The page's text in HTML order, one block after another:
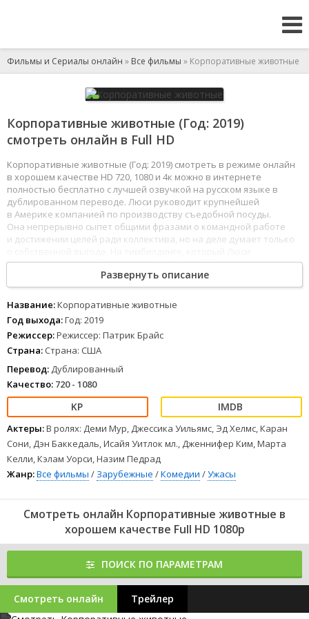
Фильмы и Сериалы онлайн » Все фильмы » Корпоративные животные
Корпоративные животные (Год: 2019)
смотреть онлайн в Full HD
Корпоративные животные (Год: 2019) смотреть в режиме онлайн
в хорошем качестве HD 720, 1080 и 4к можно в интернете
полностью бесплатно с лучшей озвучкой на русском языке в
дублированном переводе. Люси руководит крупнейшей
в Америке компанией по производству съедобной посуды.
Она непрерывно сыпет общими фразами о командной работе
и достижении целей ради коллектива, но на деле думает только
организовывает для работников, происходит несчастный
случай - команда спускается в подземные пещеры, но выход
заваливает вместе с кинувшимся наутёк инструктором. Настало
время для каждого сотрудника узнать истинное лицо коллег,
начальницы и научиться настоящей работе в команде.
1 23 45 678
Развернуть описание
Название:Корпоративные животные
Год выхода:Год: 2019
Режиссер:Режиссер: Патрик Брайс
Страна: Страна: США
Перевод: Дублированный
Качество: 720 - 1080
Актеры:В ролях: Деми Мур, Джессика Уильямс, Эд Хелмс, Каран
Сони, Дэн Баккедаль, Исайя Уитлок мл., Дженнифер Ким, Марта
Келли, Кэлам Уорси, Назим Педрад
Жанр:Все фильмы / Зарубежные /Комедии /Ужасы
Смотреть онлайн Корпоративные животные в
хорошем качестве Full HD 1080p
ПОИСК ПО ПАРАМЕТРАМ
Смотреть онлайн Трейлер